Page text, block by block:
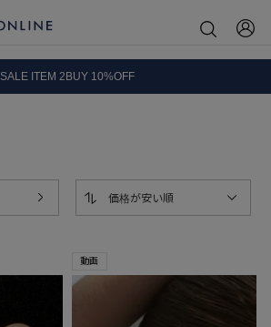
全国送料無料｜全品正規取扱
価格が安い順
動画